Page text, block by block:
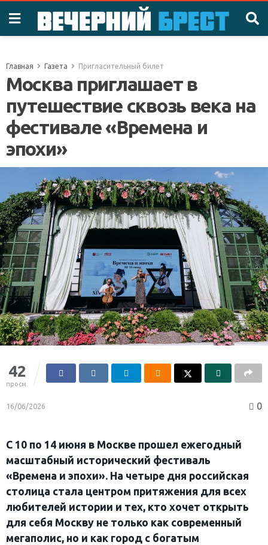
Главная Газета Пригласительный билет
Москва приглашает в
путешествие сквозь века на
фестивале «Времена и
эпохи»
42
просм.
16/06/2026 0
C 10 по 14 июня в Москве прошел ежегодный
масштабный исторический фестиваль
«Времена и эпохи». На четыре дня российская
столица стала центром притяжения для всех
любителей истории и тех, кто хочет открыть
для себя Москву не только как современный
мегаполис, но и как город с богатым